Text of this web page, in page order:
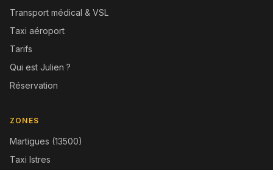
Transport médical & VSL
Taxi aéroport
Tarifs
Qui est Julien ?
Réservation
ZONES
Martigues (13500)
Taxi Istres